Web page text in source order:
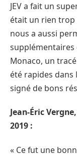
JEV a fait un
était un rien trop
nous a aussi
supplémentaires
Monaco, un
été rapides dans
signé de bons
Jean-Éric
2019 :
« Ce fut une